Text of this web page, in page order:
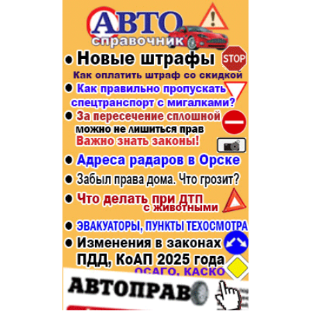
Афиша
Строительство и ремонт
Авто и мото
Рестораны, кафе, бары
Спорт Фитнес
Недвижимость
Красота Косметология
Телекоммуникации и связь
Торговля
Бизнес и финансы
Юристы, Экспертиза, Страхование
Ремонт
Социальные организации
Это интересно
Администрация
Популярное →
Строительство и ремонт